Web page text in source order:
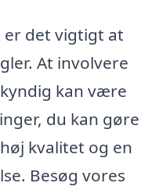
det vigtigt at
At involvere
kan være
du kan gøre
kvalitet og en
Besøg vores